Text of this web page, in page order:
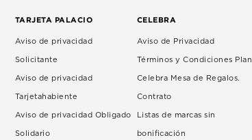
TARJETA PALACIO
Aviso de privacidad
Solicitante
Aviso de privacidad
Tarjetahabiente
Aviso de privacidad Obligado
Solidario
CELEBRA
Aviso de Privacidad
Términos y Condiciones Plan
Celebra Mesa de Regalos.
Contrato
Listas de marcas sin
bonificación